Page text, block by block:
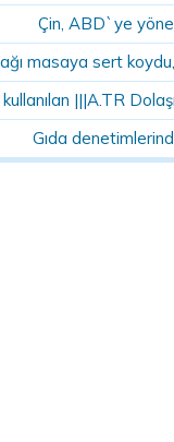
Çin, ABD`ye
masaya sert
|||A.TR
Gıda